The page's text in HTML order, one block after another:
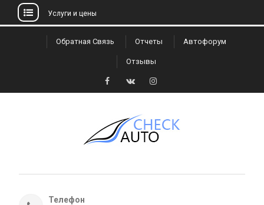
Услуги и цены
Обратная Связь Отчеты Автофорум
Отзывы
Facebook
VK Instagram
Телефон